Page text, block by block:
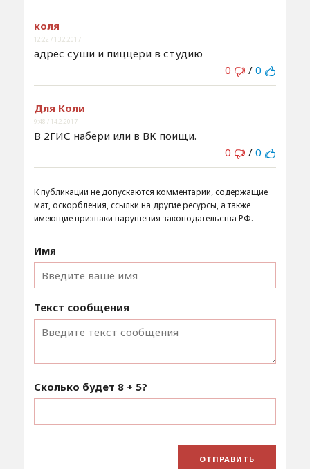
коля
12:22 / 13.2.2017
адрес суши и пиццери в студию
0
/ 0
Для Коли
9:48 / 14.2.2017
В 2ГИС набери или в ВК поищи.
0
/ 0
К публикации не допускаются комментарии, содержащие
мат, оскорбления, ссылки на другие ресурсы, а также
имеющие признаки нарушения законодательства РФ.
Имя
Текст сообщения
Сколько будет 8 + 5?